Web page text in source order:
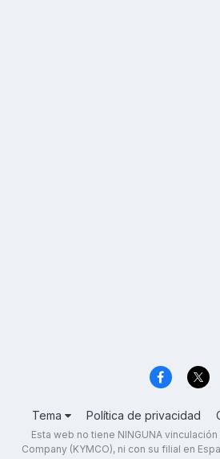
Tema Política de privacidad
Esta web no tiene NINGUNA
Company (KYMCO), ni con su filial en